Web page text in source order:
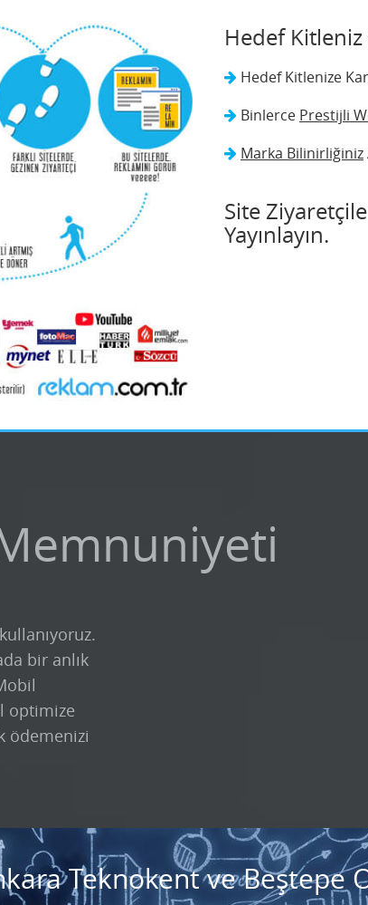
Hedef Kitleniz
Hedef Kitlenize
Binlerce Prestijli
Marka Bilinirliğiniz
Site
Yayınlayın.
bir anlık
optimize
ödemenizi
Teknokent ve Beştepe